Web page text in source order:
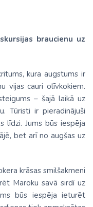
braucienu uz
kura augstums ir
vijas cauri olīvkokiem.
– šajā laikā uz
Tūristi ir pieradinājuši
līdzi. Jums būs iespēja
bet arī no augšas uz
krāsas smilšakmeni
Maroku savā sirdī uz
būs iespēja ieturēt